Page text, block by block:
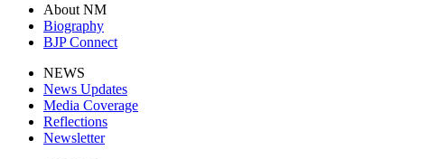
About NM
Biography
BJP Connect
NEWS
News Updates
Media Coverage
Reflections
Newsletter